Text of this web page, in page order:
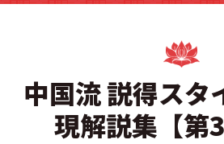
中国流 説得ス
現解説集【第